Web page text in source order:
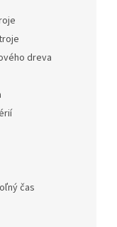
dreva
čas